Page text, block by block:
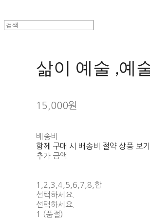
삶이 예술 ,예
15,000원
배송비 -
함께 구매 시 배송비 절약 상품 보기
추가 금액
1,2,3,4,5,6,7,8,합
선택하세요.
선택하세요.
1 (품절)